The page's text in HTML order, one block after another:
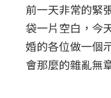
前一天非常的緊
袋一片空白，今
婚的各位做一個
會那麼的雜亂無